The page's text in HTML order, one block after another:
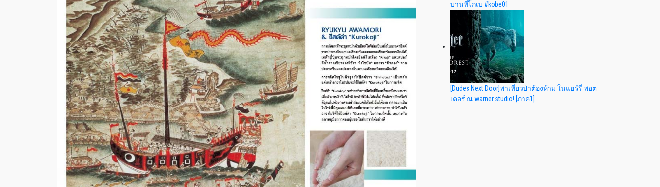
บานที่โกเบ #kobe01
[Dudes Next Door]พาเที่ยวป่าต้องห้าม ในแฮร์รี่ พอต
เตอร์ ณ warner studio! [ภาค1]